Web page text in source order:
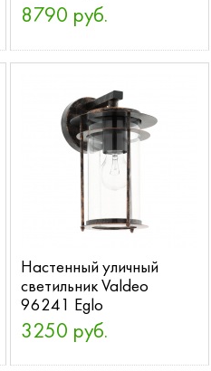
8790 руб.
Настенный уличный
светильник Valdeo
96241 Eglo
3250 руб.